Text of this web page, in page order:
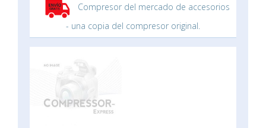
Compresor del mercado de accesorios
- una copia del compresor original.